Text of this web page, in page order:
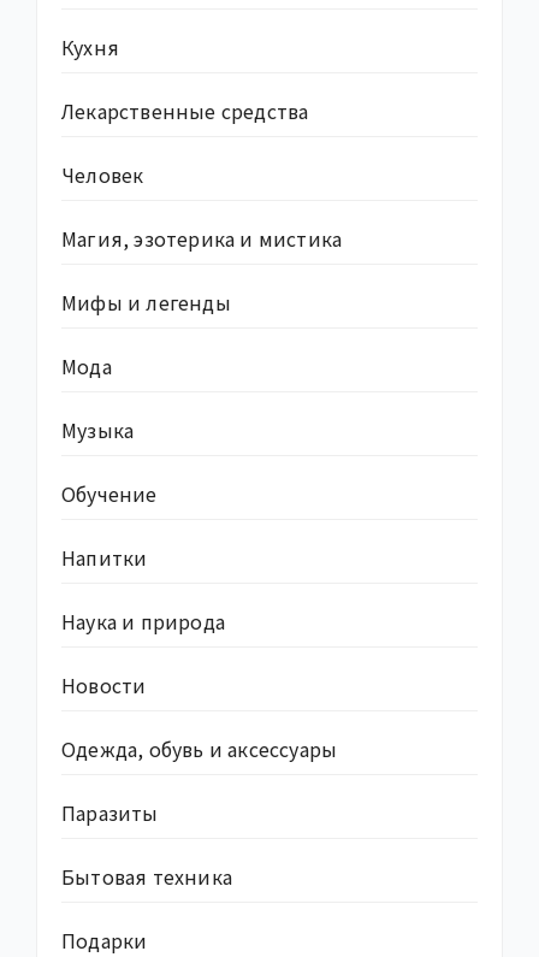
Кухня
Лекарственные средства
Человек
Магия, эзотерика и мистика
Мифы и легенды
Мода
Музыка
Обучение
Напитки
Наука и природа
Новости
Одежда, обувь и аксессуары
Паразиты
Бытовая техника
Подарки